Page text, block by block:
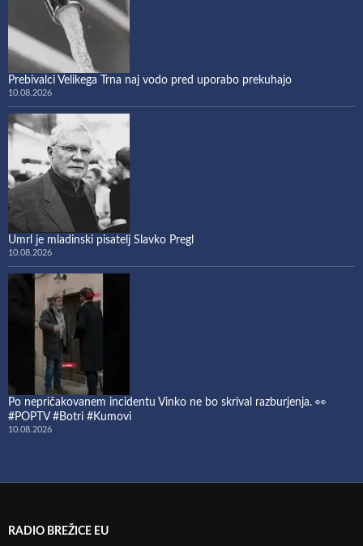
Prebivalci Velikega Trna naj vodo pred uporabo prekuhajo
10.08.2026
Umrl je mladinski pisatelj Slavko Pregl
10.08.2026
Po nepričakovanem incidentu Vinko ne bo skrival razburjenja. 👀
#POPTV #Botri #Kumovi
10.08.2026
RADIO BREŽICE EU